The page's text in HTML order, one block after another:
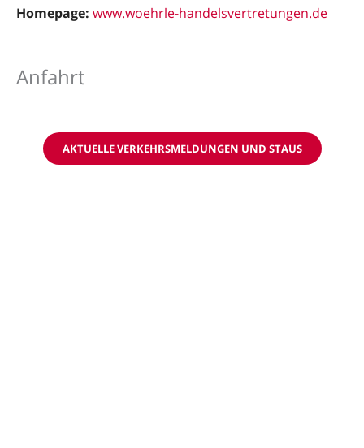
Homepage: www.woehrle-handelsvertretungen.de
Anfahrt
AKTUELLE VERKEHRSMELDUNGEN UND STAUS